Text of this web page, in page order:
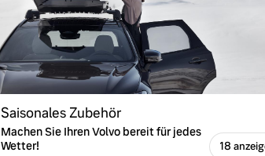
Saisonales Zubehör
Machen Sie Ihren Volvo bereit für jedes
Wetter!
18